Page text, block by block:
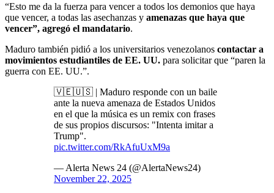
“Esto me da la fuerza para vencer a todos los demonios que haya
que vencer, a todas las asechanzas y amenazas que haya que
vencer”, agregó el mandatario.
Maduro también pidió a los universitarios venezolanos contactar a
movimientos estudiantiles de EE. UU. para solicitar que “paren la
guerra con EE. UU.”.
🇻🇪🇺🇸 | Maduro responde con un baile
ante la nueva amenaza de Estados Unidos
en el que la música es un remix con frases
de sus propios discursos: "Intenta imitar a
Trump".
pic.twitter.com/RkAfuUxM9a
— Alerta News 24 (@AlertaNews24)
November 22, 2025